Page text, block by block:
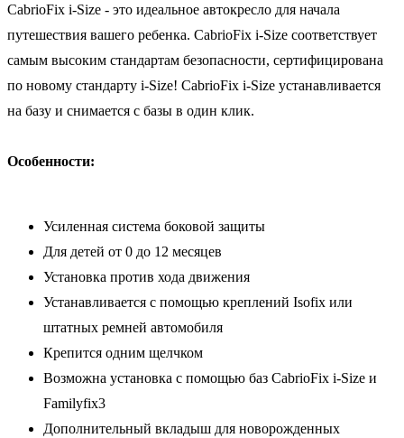
CabrioFix i-Size - это идеальное автокресло для начала
путешествия вашего ребенка. CabrioFix i-Size соответствует
самым высоким стандартам безопасности, сертифицирована
по новому стандарту i-Size! CabrioFix i-Size устанавливается
на базу и снимается с базы в один клик.
Особенности:
Усиленная система боковой защиты
Для детей от 0 до 12 месяцев
Установка против хода движения
Устанавливается с помощью креплений Isofix или
штатных ремней автомобиля
Крепится одним щелчком
Возможна установка с помощью баз CabrioFix i-Size и
Familyfix3
Дополнительный вкладыш для новорожденных